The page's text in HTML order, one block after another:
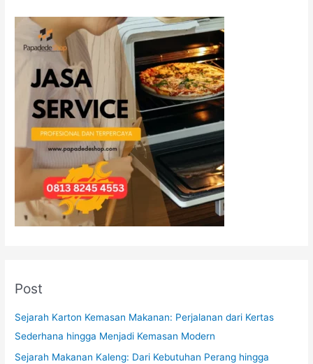
Post
Sejarah Karton Kemasan Makanan: Perjalanan dari Kertas
Sederhana hingga Menjadi Kemasan Modern
Sejarah Makanan Kaleng: Dari Kebutuhan Perang hingga